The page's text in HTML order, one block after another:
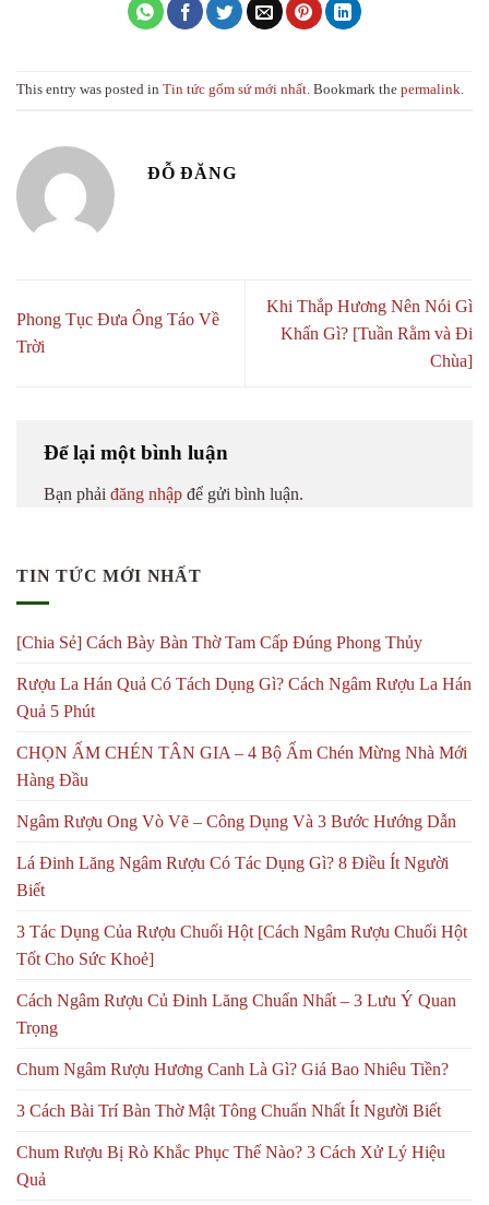
This entry was posted in Tin tức gốm sứ mới nhất. Bookmark the permalink.
ĐỖ ĐĂNG
Phong Tục Đưa Ông Táo Về
Trời
Khi Thắp Hương Nên Nói Gì
Khấn Gì? [Tuần Rằm và Đi
Chùa]
Để lại một bình luận
Bạn phải đăng nhập để gửi bình luận.
TIN TỨC MỚI NHẤT
[Chia Sẻ] Cách Bày Bàn Thờ Tam Cấp Đúng Phong Thủy
Rượu La Hán Quả Có Tách Dụng Gì? Cách Ngâm Rượu La Hán
Quả 5 Phút
CHỌN ẤM CHÉN TÂN GIA – 4 Bộ Ấm Chén Mừng Nhà Mới
Hàng Đầu
Ngâm Rượu Ong Vò Vẽ – Công Dụng Và 3 Bước Hướng Dẫn
Lá Đinh Lăng Ngâm Rượu Có Tác Dụng Gì? 8 Điều Ít Người
Biết
3 Tác Dụng Của Rượu Chuối Hột [Cách Ngâm Rượu Chuối Hột
Tốt Cho Sức Khoẻ]
Cách Ngâm Rượu Củ Đinh Lăng Chuẩn Nhất – 3 Lưu Ý Quan
Trọng
Chum Ngâm Rượu Hương Canh Là Gì? Giá Bao Nhiêu Tiền?
3 Cách Bài Trí Bàn Thờ Mật Tông Chuẩn Nhất Ít Người Biết
Chum Rượu Bị Rò Khắc Phục Thế Nào? 3 Cách Xử Lý Hiệu
Quả